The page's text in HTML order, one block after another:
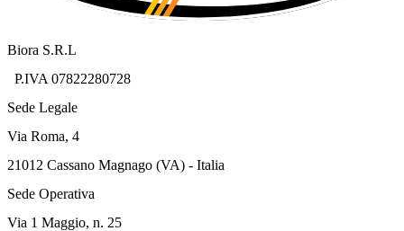
Biora S.R.L
P.IVA 07822280728
Sede Legale
Via Roma, 4
21012 Cassano Magnago (VA) - Italia
Sede Operativa
Via 1 Maggio, n. 25